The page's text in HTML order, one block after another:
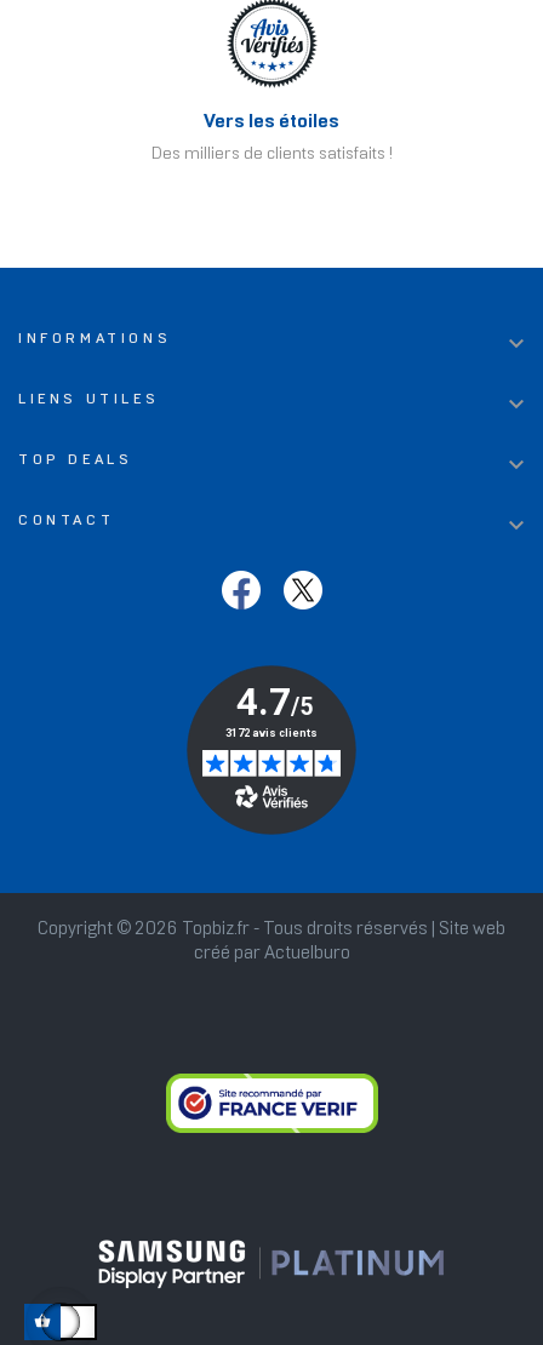
Vers les étoiles
Des milliers de clients satisfaits !
INFORMATIONS 
LIENS UTILES 
TOP DEALS 
CONTACT 
Copyright © 2026 Topbiz.fr - Tous droits réservés | Site web
créé par Actuelburo